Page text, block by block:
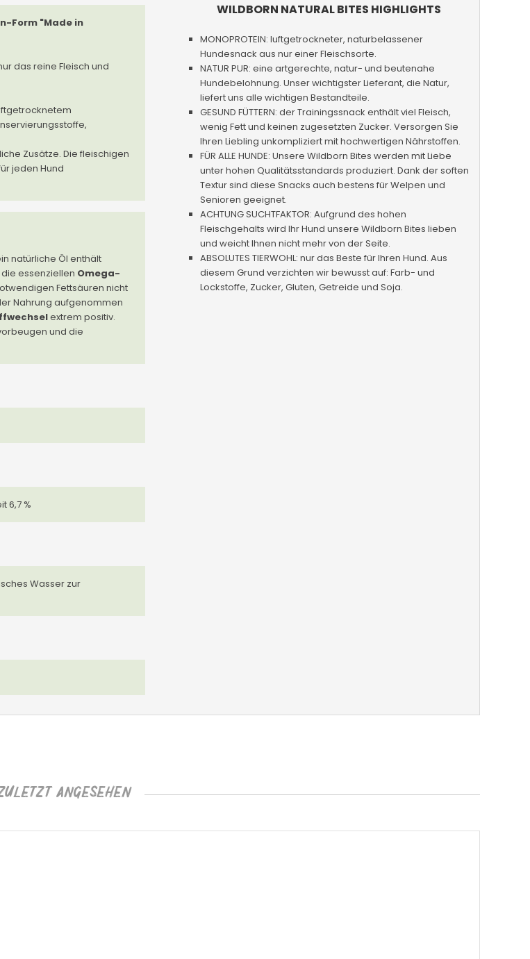
Form "Made in
das reine Fleisch und
Zusätze. Die fleischigen
jeden Hund
natürliche Öl enthält
essenziellen Omega-
Fettsäuren nicht
Nahrung aufgenommen
extrem positiv.
und die
WILDBORN NATURAL BITES HIGHLIGHTS
MONOPROTEIN: luftgetrockneter, naturbelassener
Hundesnack aus nur einer Fleischsorte.
NATUR PUR: eine artgerechte, natur- und beutenahe
Hundebelohnung. Unser wichtigster Lieferant, die Natur,
liefert uns alle wichtigen Bestandteile.
GESUND FÜTTERN: der Trainingssnack enthält viel Fleisch,
wenig Fett und keinen zugesetzten Zucker. Versorgen Sie
Ihren Liebling unkompliziert mit hochwertigen Nährstoffen.
FÜR ALLE HUNDE: Unsere Wildborn Bites werden mit Liebe
unter hohen Qualitätsstandards produziert. Dank der soften
Textur sind diese Snacks auch bestens für Welpen und
Senioren geeignet.
ACHTUNG SUCHTFAKTOR: Aufgrund des hohen
Fleischgehalts wird Ihr Hund unsere Wildborn Bites lieben
und weicht Ihnen nicht mehr von der Seite.
ABSOLUTES TIERWOHL: nur das Beste für Ihren Hund. Aus
diesem Grund verzichten wir bewusst auf: Farb- und
Lockstoffe, Zucker, Gluten, Getreide und Soja.
6,7 %
Wasser zur
ANGESEHEN